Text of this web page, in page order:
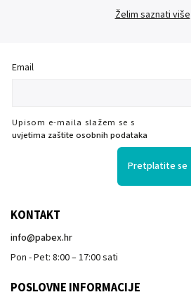
Želim saznati više
Email
Upisom e-maila slažem se s
uvjetima zaštite osobnih podataka
Pretplatite se
KONTAKT
info@pabex.hr
Pon - Pet: 8:00 – 17:00 sati
POSLOVNE INFORMACIJE